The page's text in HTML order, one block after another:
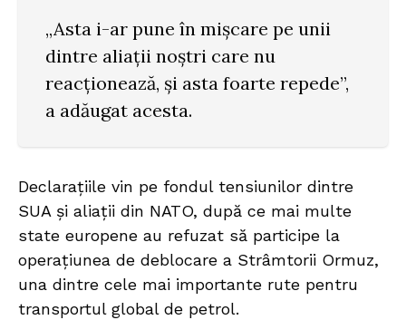
„Asta i-ar pune în mișcare pe unii
dintre aliații noștri care nu
reacționează, și asta foarte repede”,
a adăugat acesta.
Declarațiile vin pe fondul tensiunilor dintre
SUA și aliații din NATO, după ce mai multe
state europene au refuzat să participe la
operațiunea de deblocare a Strâmtorii Ormuz,
una dintre cele mai importante rute pentru
transportul global de petrol.